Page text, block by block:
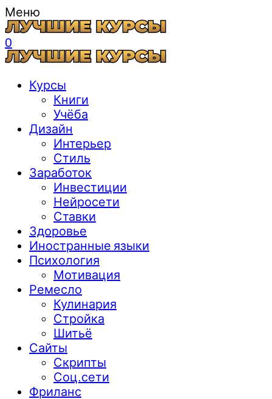
Меню
0
Курсы
Книги
Учёба
Дизайн
Интерьер
Стиль
Заработок
Инвестиции
Нейросети
Ставки
Здоровье
Иностранные языки
Психология
Мотивация
Ремесло
Кулинария
Стройка
Шитьё
Сайты
Скрипты
Соц.сети
Фриланс